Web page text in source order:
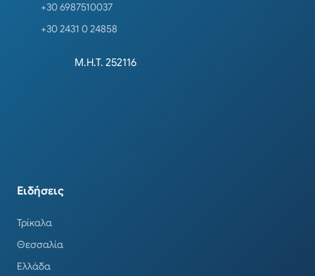
+30 6987510037
+30 2431 0 24858
Μ.Η.Τ. 252116
Ειδήσεις
Τρίκαλα
Θεσσαλία
Ελλάδα